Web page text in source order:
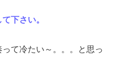
下さい。
て冷たい～。。。と思っ